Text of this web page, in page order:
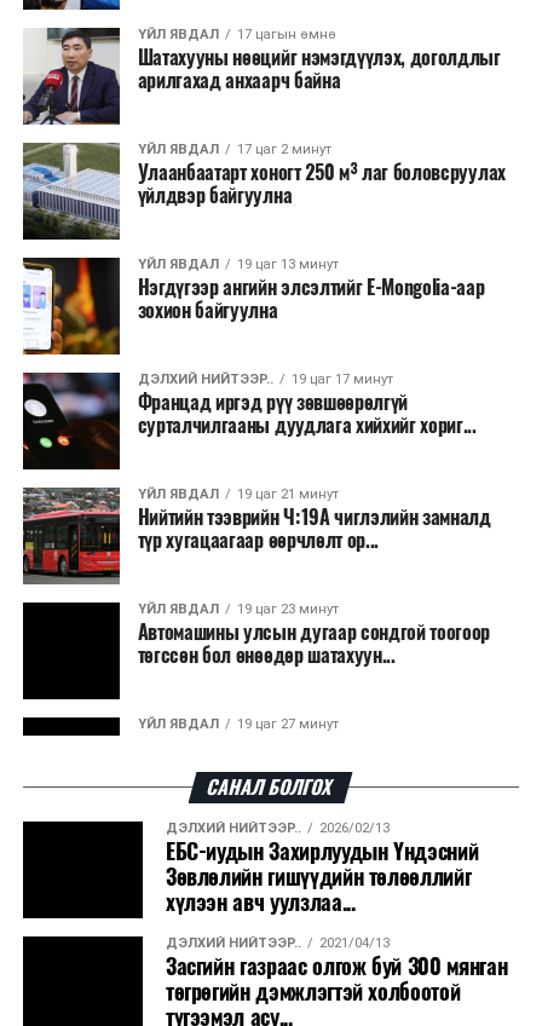
талаас илүү нь Орегон болон Вашингтон мужид
бүртгэгдсэн байна. Цаг уурын байгууллагууд ойрын
өдрүүдэд агаарын температур дахин огцом
нэмэгдэж, хуурайшилт эрчимжих төлөвтэй байгааг
анхааруулсан бөгөөд энэ нь гал унтраах ажиллагаанд
шинэ сорилт учруулж болзошгүйг онцолжээ.
ҮЙЛ ЯВДАЛ 17 цагын өмнө
Шатахууны нөөцийг нэмэгдүүлэх, доголдлыг
арилгахад анхаарч байна
ҮЙЛ ЯВДАЛ 17 цаг 2 минут
Улаанбаатарт хоногт 250 м³ лаг боловсруулах
үйлдвэр байгуулна
ҮЙЛ ЯВДАЛ 19 цаг 13 минут
Нэгдүгээр ангийн элсэлтийг E-Mongolia-аар
зохион байгуулна
ДЭЛХИЙ НИЙТЭЭР.. 19 цаг 17 минут
Францад иргэд рүү зөвшөөрөлгүй
сурталчилгааны дуудлага хийхийг хориг...
ҮЙЛ ЯВДАЛ 19 цаг 21 минут
Нийтийн тээврийн Ч:19А чиглэлийн замналд
түр хугацаагаар өөрчлөлт ор...
ҮЙЛ ЯВДАЛ 19 цаг 23 минут
Автомашины улсын дугаар сондгой тоогоор
төгссөн бол өнөөдөр шатахуун...
ҮЙЛ ЯВДАЛ 19 цаг 27 минут
ДЭЛХИЙ НИЙТЭЭР..
“Уралдронзавод” компанийн ерөнхий
захирлын автомашиныг дэлбэлжээ...
ҮЙЛ ЯВДАЛ
Сүхбаатар боомтоор тав хоногт 10 мянга гаруй
тонн АИ-92 автобензин и...
САНАЛ БОЛГОХ
ДЭЛХИЙ НИЙТЭЭР.. 2026/02/13
ЕБС-иудын Захирлуудын Үндэсний
Зөвлөлийн гишүүдийн төлөөллийг
хүлээн авч уулзлаа...
ДЭЛХИЙ НИЙТЭЭР.. 2021/04/13
Засгийн газраас олгож буй 300 мянган
төгрөгийн дэмжлэгтэй холбоотой
түгээмэл асу...